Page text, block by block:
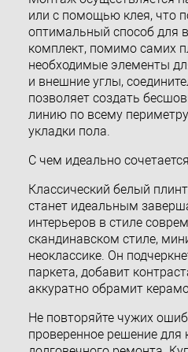
или с помощью клея, что
оптимальный способ для
комплект, помимо самих
необходимые элементы
и внешние углы,
позволяет создать
линию по всему
укладки пола.
С чем идеально сочетается
Классический белый
станет идеальным
интерьеров в стиле
скандинавском стиле,
неоклассике. Он
паркета, добавит
аккуратно обрамит
Не повторяйте чужих
проверенное решение для